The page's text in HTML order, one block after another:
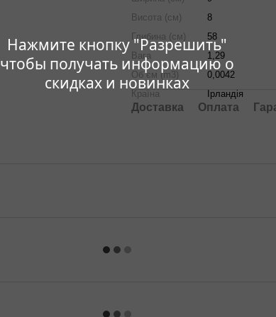
Нажмите кнопку "Разрешить"
чтобы получать информацию о
скидках и новинках
Висота (см)
8
Глибина (см)
58
Вага
1,29
Об`єм (m3)
0,0042
Країна
Ірландія
Доставка Оплата